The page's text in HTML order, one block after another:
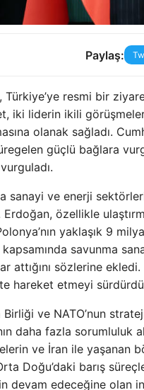
Paylaş:
resmi bir
iki liderin ikili görüşmeler
olanak sağladı.
güçlü bağlara
sanayi ve enerji
Erdoğan, özellikle
yaklaşık 9
savunma
attığını sözlerine
hareket etmeyi
ve NATO’nun
daha fazla sorumluluk
ve İran ile yaşanan
Doğu’daki barış
devam edeceğine olan